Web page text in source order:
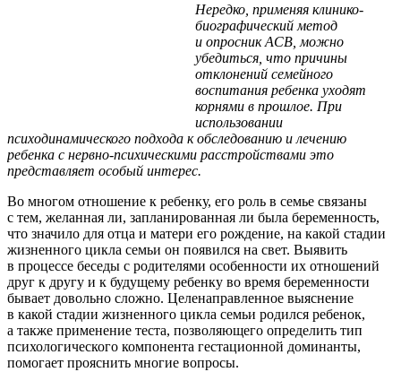
Нередко, применяя клинико-
биографический метод
и опросник АСВ, можно
убедиться, что причины
отклонений семейного
воспитания ребенка уходят
корнями в прошлое. При
использовании
психодинамического подхода к обследованию и лечению
ребенка с нервно-психическими расстройствами это
представляет особый интерес.
Во многом отношение к ребенку, его роль в семье связаны
с тем, желанная ли, запланированная ли была беременность,
что значило для отца и матери его рождение, на какой стадии
жизненного цикла семьи он появился на свет. Выявить
в процессе беседы с родителями особенности их отношений
друг к другу и к будущему ребенку во время беременности
бывает довольно сложно. Целенаправленное выяснение
в какой стадии жизненного цикла семьи родился ребенок,
а также применение теста, позволяющего определить тип
психологического компонента гестационной доминанты,
помогает прояснить многие вопросы.